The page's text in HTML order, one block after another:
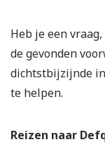
Heb je een
de gevonden
dichtstbijzijnde
te helpen.
Reizen naar